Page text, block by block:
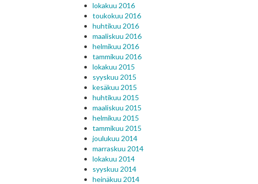
lokakuu 2016
toukokuu 2016
huhtikuu 2016
maaliskuu 2016
helmikuu 2016
tammikuu 2016
lokakuu 2015
syyskuu 2015
kesäkuu 2015
huhtikuu 2015
maaliskuu 2015
helmikuu 2015
tammikuu 2015
joulukuu 2014
marraskuu 2014
lokakuu 2014
syyskuu 2014
heinäkuu 2014